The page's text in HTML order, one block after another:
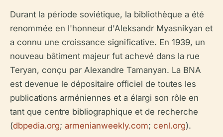
Durant la période soviétique, la bibliothèque a été
renommée en l'honneur d'Aleksandr Myasnikyan et
a connu une croissance significative. En 1939, un
nouveau bâtiment majeur fut achevé dans la rue
Teryan, conçu par Alexandre Tamanyan. La BNA
est devenue le dépositaire officiel de toutes les
publications arméniennes et a élargi son rôle en
tant que centre bibliographique et de recherche
(dbpedia.org; armenianweekly.com; cenl.org).